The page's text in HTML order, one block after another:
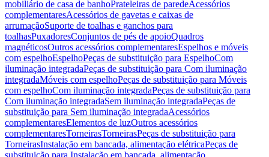
mobiliário de casa de banhoPrateleiras de paredeAcessórios
complementaresAcessórios de gavetas e caixas de
arrumaçãoSuporte de toalhas e ganchos para
toalhasPuxadoresConjuntos de pés de apoioQuadros
magnéticosOutros acessórios complementaresEspelhos e móveis
com espelhoEspelhoPeças de substituição para EspelhoCom
iluminação integradaPeças de substituição para Com iluminação
integradaMóveis com espelhoPeças de substituição para Móveis
com espelhoCom iluminação integradaPeças de substituição para
Com iluminação integradaSem iluminação integradaPeças de
substituição para Sem iluminação integradaAcessórios
complementaresElementos de luzOutros acessórios
complementaresTorneirasTorneirasPeças de substituição para
TorneirasInstalação em bancada, alimentação elétricaPeças de
substituição para Instalação em bancada, alimentação